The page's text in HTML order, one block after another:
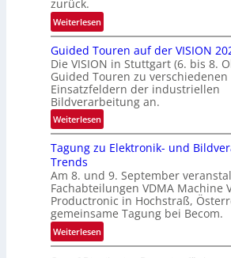
r
e
z
t
e
M
ö
g
l
c
h
k
e
i
zurück.
Weiterlesen:
R
ü
c
k
k
e
h
e
r
i
n
V
I
Guided Touren auf der VISION
Die VISION in Stuttgart (6. bis 8.
Guided Touren zu verschiedenen
Einsatzfeldern der industriellen
Bildverarbeitung an.
Weiterlesen:
G
u
d
e
d
T
o
Tagung zu Elektronik- und
Trends
Am 8. und 9. September
Fachabteilungen VDMA Machine
Productronic in Hochstraß,
gemeinsame Tagung bei Becom.
Weiterlesen:
T